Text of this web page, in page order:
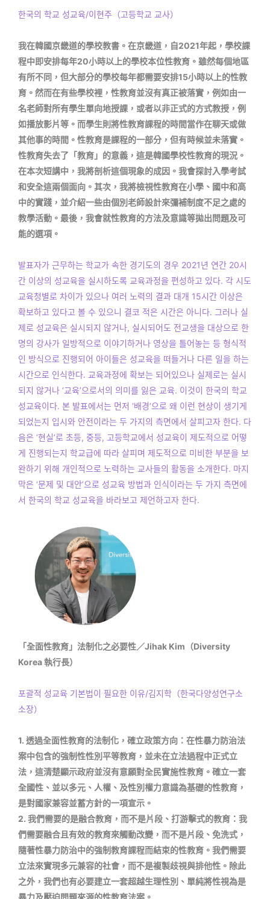
한국의 학교 성교육/이현주（고등학교 교사）
我在韓國京畿道的學校教書。在京畿道，自2021年起，學校課
程中即安排每年20小時以上的學校本位性教育。雖然每個地區
有所不同，但大部分的學校每年都需要安排15小時以上的性教
育。然而在有些學校裡，性教育並沒有真正被落實，例如由一
名老師對所有學生單向地授課，或者以非正式的方式教授，例
如播放影片等。而學生則將性教育課程的時間當作在聊天或做
其他事的時間。性教育是課程的一部分，但有時候並未落實。
性教育失去了「教育」的意義，這是韓國學校性教育的現況。
在本次短講中，我將剖析這個現象的成因。我會探討入學考試
和安全這兩個面向。其次，我將檢視性教育在小學、國中和高
中的實踐，並介紹一些由個別老師設計來彌補制度不足之處的
教學活動。最後，我會就性教育的方法及意識等拋出問題及可
能的選項。
발표자가 근무하는 학교가 속한 경기도의 경우 2021년 연간 20시
간 이상의 성교육을 실시하도록 교육과정을 편성하고 있다. 각 시도
교육청별로 차이가 있으나 여러 노력의 결과 대개 15시간 이상은
확보하고 있다고 볼 수 있으니 결코 적은 시간은 아니다. 그러나 실
제로 성교육은 실시되지 않거나, 실시되어도 전교생을 대상으로 한
명의 강사가 일방적으로 이야기하거나 영상을 틀어놓는 등 형식적
인 방식으로 진행되어 아이들은 성교육을 떠들거나 다른 일을 하는
시간으로 인식한다. 교육과정에 확보는 되어있으나 실제로는 실시
되지 않거나 ‘교육’으로서의 의미를 잃은 교육. 이것이 한국의 학교
성교육이다. 본 발표에서는 먼저 ‘배경’으로 왜 이런 현상이 생기게
되었는지 입시와 안전이라는 두 가지의 측면에서 살피고자 한다. 다
음은 ‘현실’로 초등, 중등, 고등학교에서 성교육이 제도적으로 어떻
게 진행되는지 학교급에 따라 살피며 제도적으로 미비한 부분을 보
완하기 위해 개인적으로 노력하는 교사들의 활동을 소개한다. 마지
막은 ‘문제 및 대안’으로 성교육 방법과 인식이라는 두 가지 측면에
서 한국의 학교 성교육을 바라보고 제언하고자 한다.
「全面性教育」法制化之必要性／Jihak Kim（Diversity
Korea 執行長）
포괄적 성교육 기본법이 필요한 이유/김지학（한국다양성연구소
소장）
1. 透過全面性教育的法制化，確立政策方向：在性暴力防治法
案中包含的強制性性別平等教育，並未在立法過程中正式立
法，這清楚顯示政府並沒有意願對全民實施性教育。確立一套
全國性、並以多元、人權、及性別權力意識為基礎的性教育，
是對國家兼容並蓄方針的一項宣示。
2. 我們需要的是融合教育，而不是片段、打游擊式的教育：我
們需要融合且有效的教育來觸動改變，而不是片段、免洗式，
隨著性暴力防治中的強制教育課程而結束的性教育。我們需要
立法來實現多元兼容的社會，而不是複製歧視與排他性。除此
之外，我們也有必要建立一套超越生理性別、單純將性視為是
暴力及壓迫問題來源的性教育法案。